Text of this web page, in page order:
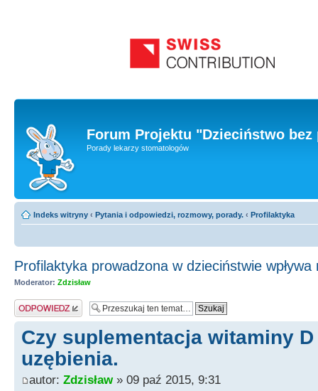
Forum Projektu "Dzieciństwo
Porady lekarzy stomatologów
Indeks witryny ‹ Pytania i odpowiedzi, rozmowy, porady. ‹ Profilaktyka
Profilaktyka prowadzona w dzieciństwie wpływa
Moderator: Zdzisław
Odpowiedz
Czy suplementacja witaminy
uzębienia.
autor: Zdzisław» 09 paź 2015, 9:31